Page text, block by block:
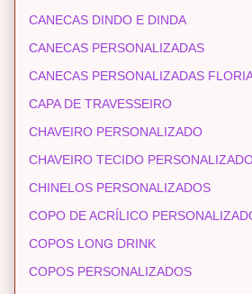
CANECAS DINDO E DINDA
CANECAS PERSONALIZADAS
CANECAS PERSONALIZADAS
CAPA DE TRAVESSEIRO
CHAVEIRO PERSONALIZADO
CHAVEIRO TECIDO
CHINELOS PERSONALIZADOS
COPO DE ACRÍLICO
COPOS LONG DRINK
COPOS PERSONALIZADOS